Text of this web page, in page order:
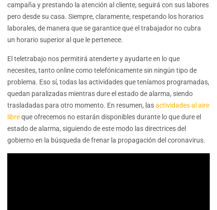
campaña y prestando la atención al cliente, seguirá con sus labores
pero desde su casa. Siempre, claramente, respetando los horarios
laborales, de manera que se garantice que el trabajador no cubra
un horario superior al que le pertenece.
El teletrabajo nos permitirá atenderte y ayudarte en lo que
necesites, tanto online como telefónicamente sin ningún tipo de
problema. Eso sí, todas las actividades que teníamos programadas,
quedan paralizadas mientras dure el estado de alarma, siendo
trasladadas para otro momento. En resumen, lasactividades al aire
libreque ofrecemos no estarán disponibles durante lo que dure el
estado de alarma, siguiendo de este modo las directrices del
gobierno en la búsqueda de frenar la propagación del coronavirus.